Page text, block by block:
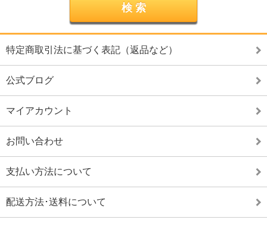
特定商取引法に基づく表記（返品など）
公式ブログ
マイアカウント
お問い合わせ
支払い方法について
配送方法･送料について